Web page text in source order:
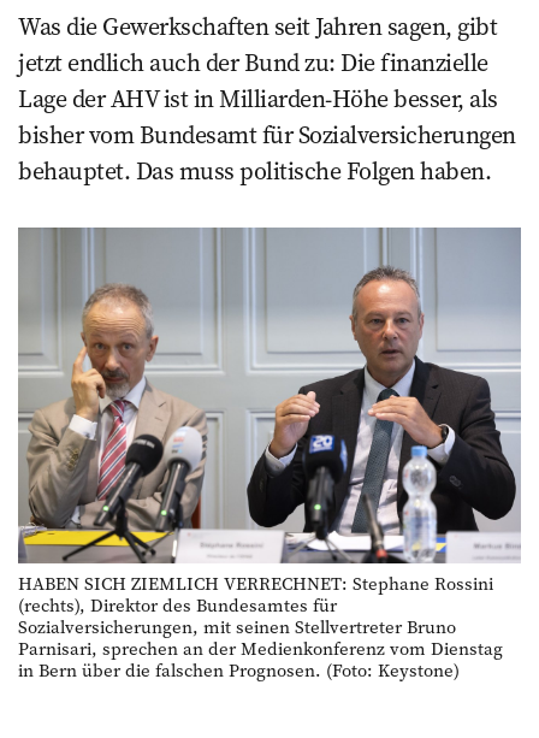
Was die Gewerkschaften seit Jahren sagen, gibt
jetzt endlich auch der Bund zu: Die finanzielle
Lage der AHV ist in Milliarden-Höhe besser, als
bisher vom Bundesamt für Sozialversicherungen
behauptet. Das muss politische Folgen haben.
HABEN SICH ZIEMLICH VERRECHNET: Stephane Rossini
(rechts), Direktor des Bundesamtes für
Sozialversicherungen, mit seinen Stellvertreter Bruno
Parnisari, sprechen an der Medienkonferenz vom Dienstag
in Bern über die falschen Prognosen. (Foto: Keystone)